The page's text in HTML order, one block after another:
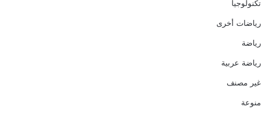
تكنولوجيا
رياضات أخرى
رياضة
رياضة عربية
غير مصنف
منوعة